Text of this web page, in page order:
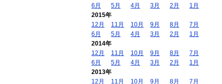
6月
5月 4月 3月 2月
1月
2015年
12月
11月 10月 9月 8月
7月
6月
5月 4月 3月 2月
1月
2014年
12月
11月 10月 9月 8月
7月
6月
5月 4月 3月 2月
1月
2013年
12月
11月 10月 9月 8月 7月